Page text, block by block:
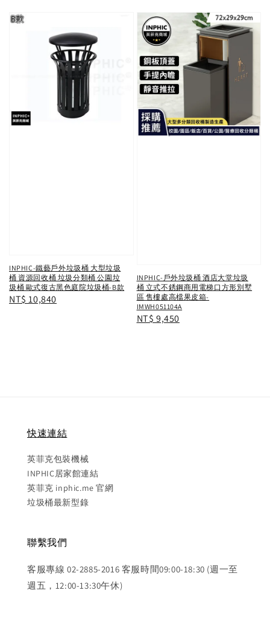
INPHIC-鐵藝戶外垃圾桶 大型垃圾
桶 資源回收桶 垃圾分類桶 公園垃
圾桶 歐式復古黑色庭院垃圾桶-B款
Regular
NT$ 10,840
INPHIC-戶外垃圾桶 酒店大堂垃圾
桶 立式不銹鋼商用電梯口方形別墅
區 售樓處高檔果皮箱-
IMWH051104A
Regular
NT$ 9,450
快速連結
英菲克包裝機械
INPHIC居家館連結
英菲克 inphic.me 官網
垃圾桶最新型錄
聯繫我們
客服專線 02-2885-2016 客服時間09:00-18:30 (週一至
週五，12:00-13:30午休)